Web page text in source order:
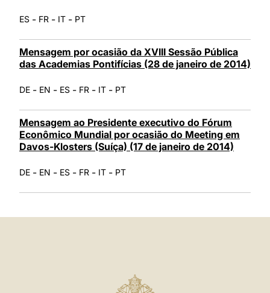
ES - FR - IT - PT
Mensagem por ocasião da XVIII Sessão Pública
das Academias Pontifícias (28 de janeiro de 2014)
DE - EN - ES - FR - IT - PT
Mensagem ao Presidente executivo do Fórum
Econômico Mundial por ocasião do Meeting em
Davos-Klosters (Suíça) (17 de janeiro de 2014)
DE - EN - ES - FR - IT - PT